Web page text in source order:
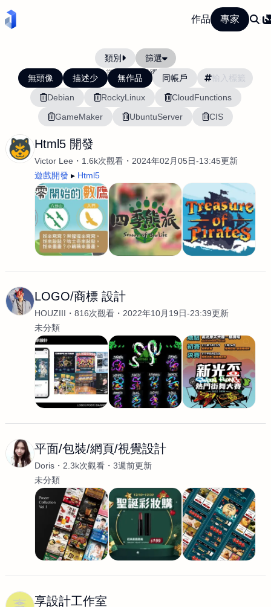
作品 專家
類別 篩選
當前排序: 活躍度
無頭像 描述少 無作品
同帳戶
Debian
RockyLinux
CloudFunctions
GameMaker
UbuntuServer CIS
Html5 開發
Victor Lee 1.6k次觀看
2024年02月05日-13:45更新
遊戲開發
Html5
LOGO/商標 設計
HOUZIII 816次觀看
2022年10月19日-23:39更新
未分類
平面/包裝/網頁/視覺設計
Doris 2.3k次觀看
3週前更新
未分類
享設計工作室